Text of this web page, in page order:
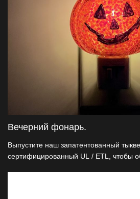
Вечерний фонарь.
Выпустите наш запатентованный
сертифицированный UL / ETL, чтобы